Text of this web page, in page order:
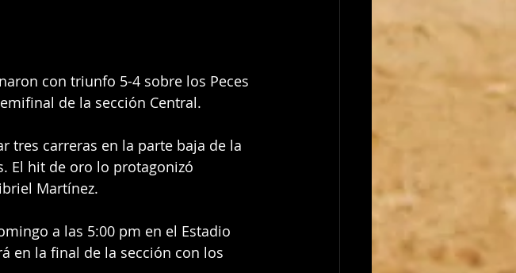
con triunfo 5-4 sobre los Peces
de la sección Central.
tres carreras en la parte baja de la
El hit de oro lo protagonizó
Martínez.
a las 5:00 pm en el Estadio
en la final de la sección con los